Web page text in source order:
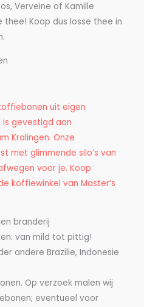
Verveine of Kamille
Koop dus losse thee in
uit eigen
is gevestigd aan
Kralingen. Onze
met glimmende silo’s van
voor je. Koop
koffiewinkel van Master’s
branderij
van mild tot pittig!
andere Brazilie, Indonesie
Op verzoek malen wij
eventueel voor